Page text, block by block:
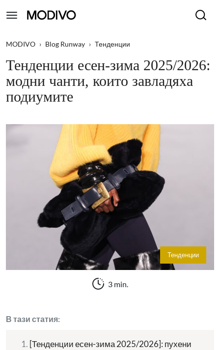
MODIVO › Blog Runway › Тенденции
Тенденции есен-зима 2025/2026:
модни чанти, които завладяха
подиумите
Тенденции
3 min.
В тази статия:
[Тенденции есен-зима 2025/2026]: пухени